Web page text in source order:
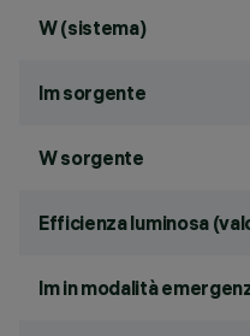
W (sistema)
lm sorgente
W sorgente
Efficienza luminosa
lm in modalità